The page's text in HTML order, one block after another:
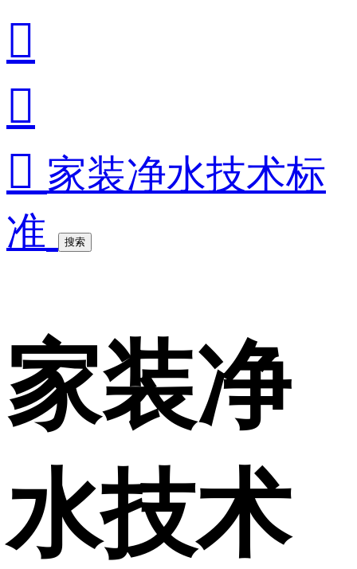


 家装净水技术标
准
搜索
家装净
水技术